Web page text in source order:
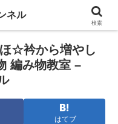
☆衿から増やし
編み物教室 –
はてブ
ネル
検索